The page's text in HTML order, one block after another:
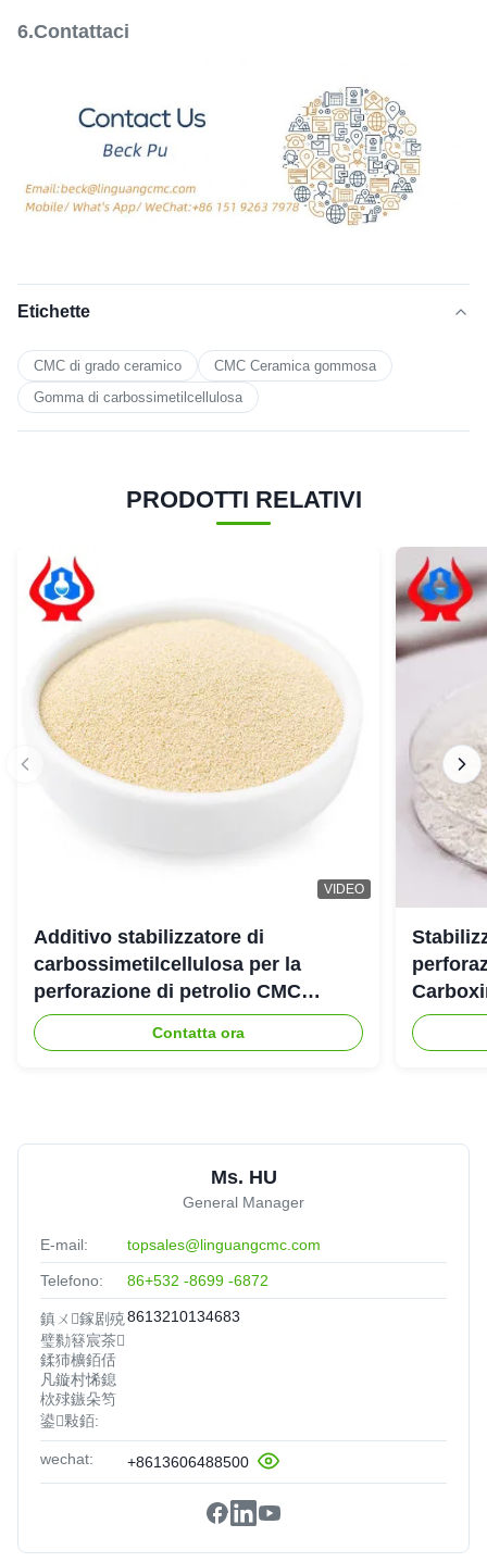
6.Contattaci
Etichette
CMC di grado ceramico
CMC Ceramica gommosa
Gomma di carbossimetilcellulosa
PRODOTTI RELATIVI
VIDEO
Additivo stabilizzatore di
carbossimetilcellulosa per la
perforazione di petrolio CMC
industriale
Contatta ora
Ms. HU
General Manager
E-mail: topsales@linguangcmc.com
Telefono: 86+532 -8699 -6872
鎮ㄨ鎵剧殑
璧勬簮宸茶
鍒犻櫎銆佸
凡鏇村悕鎴
栨殏鏃朵笉
鍙敤銆:
8613210134683
wechat: +8613606488500